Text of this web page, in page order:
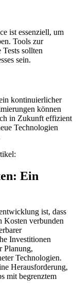
ist essenziell, um
Tools zur
sollten
sein.
kontinuierlicher
können
in Zukunft effizient
Technologien
Ein
ist, dass
Kosten verbunden
Investitionen
Planung,
Technologien.
Herausforderung,
mit begrenztem